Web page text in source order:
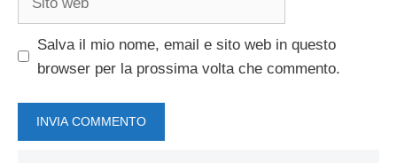
Salva il mio nome, email e sito web in questo
browser per la prossima volta che commento.